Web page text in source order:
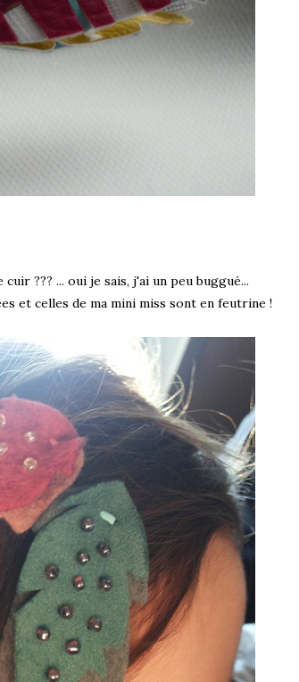
??? ... oui je sais, j'ai un peu buggué...
et celles de ma mini miss sont en feutrine !